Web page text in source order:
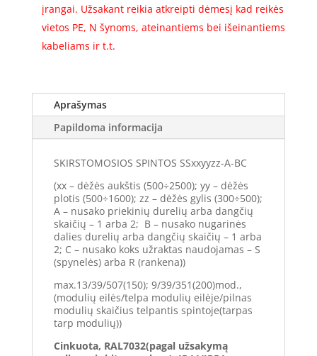
įrangai. Užsakant reikia atkreipti dėmesį kad reikės
vietos PE, N šynoms, ateinantiems bei išeinantiems
kabeliams ir t.t.
Aprašymas
Papildoma informacija
SKIRSTOMOSIOS SPINTOS SSxxyyzz-A-BC
(xx – dėžės aukštis (500÷2500); yy – dėžės
plotis (500÷1600); zz – dėžės gylis (300÷500);
A – nusako priekinių durelių arba dangčių
skaičių – 1 arba 2; B – nusako nugarinės
dalies durelių arba dangčių skaičių – 1 arba
2; C – nusako koks užraktas naudojamas – S
(spynelės) arba R (rankena))
max.13/39/507(150); 9/39/351(200)mod.,
(modulių eilės/telpa modulių eilėje/pilnas
modulių skaičius telpantis spintoje(tarpas
tarp modulių))
Cinkuota, RAL7032(pagal užsakymą